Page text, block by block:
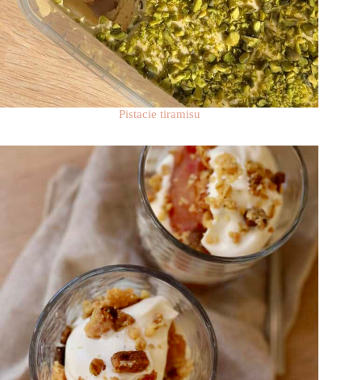
Pistacie tiramisu